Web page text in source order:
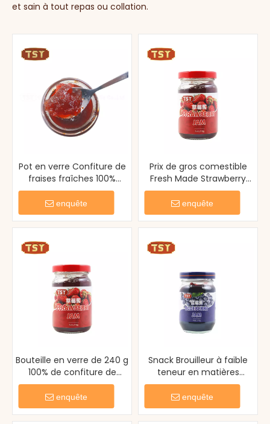
et sain à tout repas ou collation.
Pot en verre Confiture de
fraises fraîches 100%
naturelle
enquête
Prix ​​de gros comestible
Fresh Made Strawberry
Jam
enquête
Bouteille en verre de 240 g
100% de confiture de
fraise fraîche douce
naturelle
enquête
Snack Brouilleur à faible
teneur en matières
grasses à faible teneur en
matières grasses
enquête